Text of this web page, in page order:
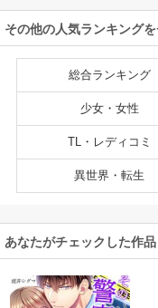
その他の人気ランキングを
総合ランキング
少女・女性
TL・レディコミ
異世界・転生
あなたがチェックした作品